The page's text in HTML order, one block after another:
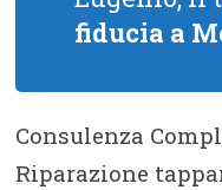
fiducia a
Consulenza
Riparazione